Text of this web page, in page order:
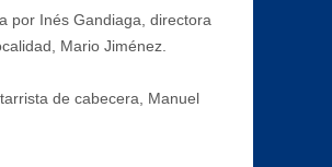
por Inés Gandiaga, directora
Mario Jiménez.
de cabecera, Manuel